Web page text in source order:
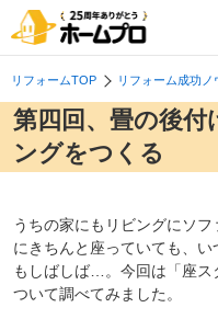
リフォームTOP リフォーム成功ノ
第四回、畳の後
ングをつくる
うちの家にもリビングにソ
にきちんと座っていても、
もしばしば…。今回は「座ス
ついて調べてみました。